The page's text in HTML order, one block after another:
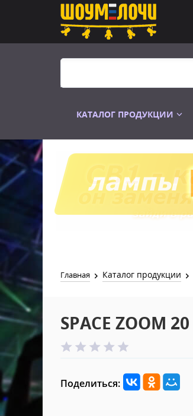
КАТАЛОГ ПРОДУКЦИИ
Распродажа
Главная Каталог продукции
SPACE ZOOM 20
Поделиться: